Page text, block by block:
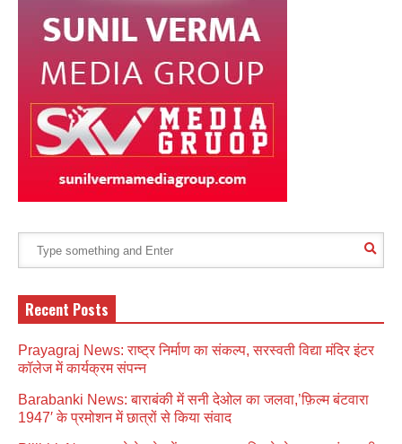
Recent Posts
Prayagraj News: राष्ट्र निर्माण का संकल्प, सरस्वती विद्या मंदिर इंटर
कॉलेज में कार्यक्रम संपन्न
Barabanki News: बाराबंकी में सनी देओल का जलवा,’फ़िल्म बंटवारा
1947′ के प्रमोशन में छात्रों से किया संवाद